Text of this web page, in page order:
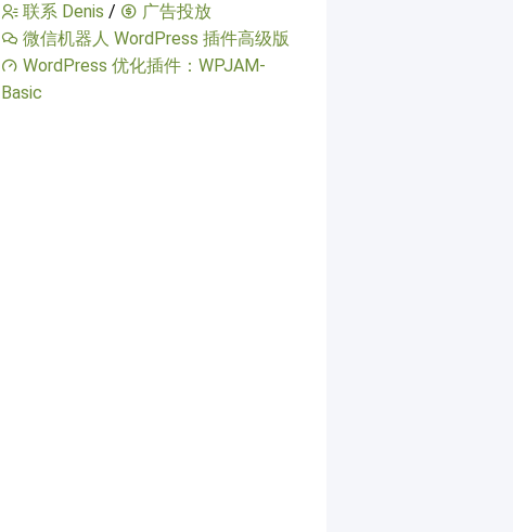
联系 Denis /
广告投放
微信机器人 WordPress 插件高级版
WordPress 优化插件：WPJAM-
Basic